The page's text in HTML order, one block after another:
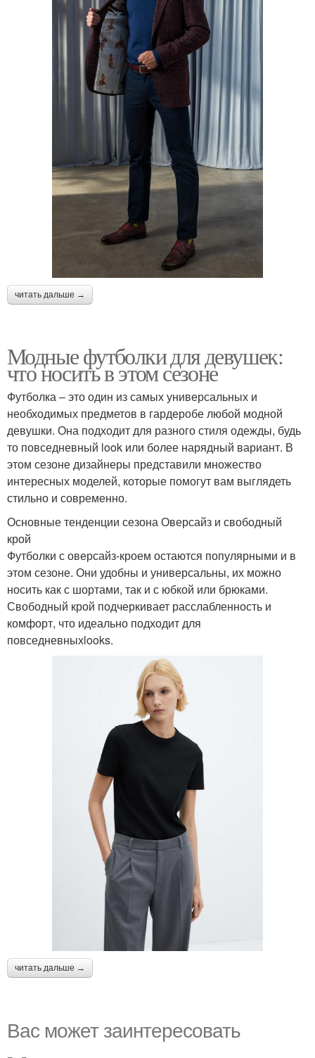
читать дальше →
Модные футболки для девушек:
что носить в этом сезоне
Футболка – это один из самых универсальных и
необходимых предметов в гардеробе любой модной
девушки. Она подходит для разного стиля одежды, будь
то повседневный look или более нарядный вариант. В
этом сезоне дизайнеры представили множество
интересных моделей, которые помогут вам выглядеть
стильно и современно.
Основные тенденции сезона Оверсайз и свободный
крой
Футболки с оверсайз-кроем остаются популярными и в
этом сезоне. Они удобны и универсальны, их можно
носить как с шортами, так и с юбкой или брюками.
Свободный крой подчеркивает расслабленность и
комфорт, что идеально подходит для
повседневныхlooks.
читать дальше →
Вас может заинтересовать